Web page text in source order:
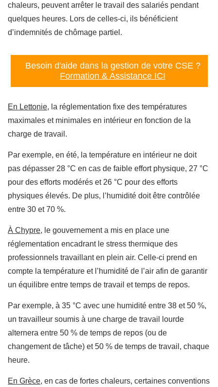
chaleurs, peuvent arrêter le travail des salariés pendant
quelques heures. Lors de celles-ci, ils bénéficient
d’indemnités de chômage partiel.
Besoin d'aide dans la gestion de votre CSE ?
Formation & Assistance ICI
En Lettonie, la réglementation fixe des températures
maximales et minimales en intérieur en fonction de la
charge de travail.
Par exemple, en été, la température en intérieur ne doit
pas dépasser 28 °C en cas de faible effort physique, 27 °C
pour des efforts modérés et 26 °C pour des efforts
physiques élevés. De plus, l’humidité doit être contrôlée
entre 30 et 70 %.
À Chypre, le gouvernement a mis en place une
réglementation encadrant le stress thermique des
professionnels travaillant en plein air. Celle-ci prend en
compte la température et l’humidité de l’air afin de garantir
un équilibre entre temps de travail et temps de repos.
Par exemple, à 35 °C avec une humidité entre 38 et 50 %,
un travailleur soumis à une charge de travail lourde
alternera entre 50 % de temps de repos (ou de
changement de tâche) et 50 % de temps de travail, chaque
heure.
En Grèce, en cas de fortes chaleurs, certaines conventions